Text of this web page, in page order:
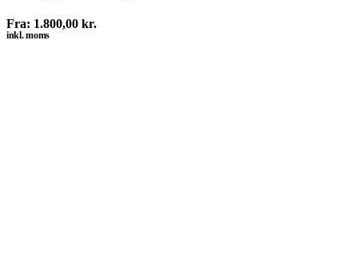
Fra: 1.800,00 kr.
inkl. moms